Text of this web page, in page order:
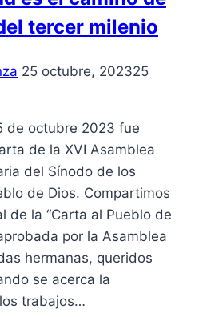
tercer milenio
25 octubre, 202325
de octubre 2023 fue
de la XVI Asamblea
del Sínodo de los
de Dios. Compartimos
de la “Carta al Pueblo de
por la Asamblea
hermanas, queridos
se acerca la
trabajos…